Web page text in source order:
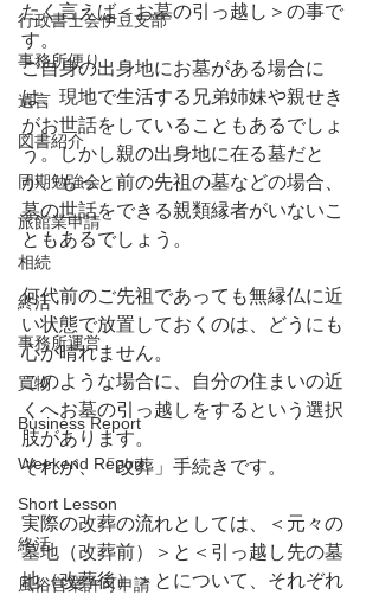
行政書士会伊豆支部
事務所便り
遺言
図書紹介
同期勉強会
旅館業申請
相続
終活
事務所運営
買物
Business Report
Weekend Report
Short Lesson
終活
風俗営業許可申請
たく言えば＜お墓の引っ越し＞の事で
す。
ご自身の出身地にお墓がある場合に
は、現地で生活する兄弟姉妹や親せき
がお世話をしていることもあるでしょ
う。しかし親の出身地に在る墓だと
か、もっと前の先祖の墓などの場合、
墓の世話をできる親類縁者がいないこ
ともあるでしょう。
何代前のご先祖であっても無縁仏に近
い状態で放置しておくのは、どうにも
心が晴れません。
このような場合に、自分の住まいの近
くへお墓の引っ越しをするという選択
肢があります。
それが、「改葬」手続きです。
実際の改葬の流れとしては、＜元々の
墓地（改葬前）＞と＜引っ越し先の墓
地（改葬後）＞とについて、それぞれ